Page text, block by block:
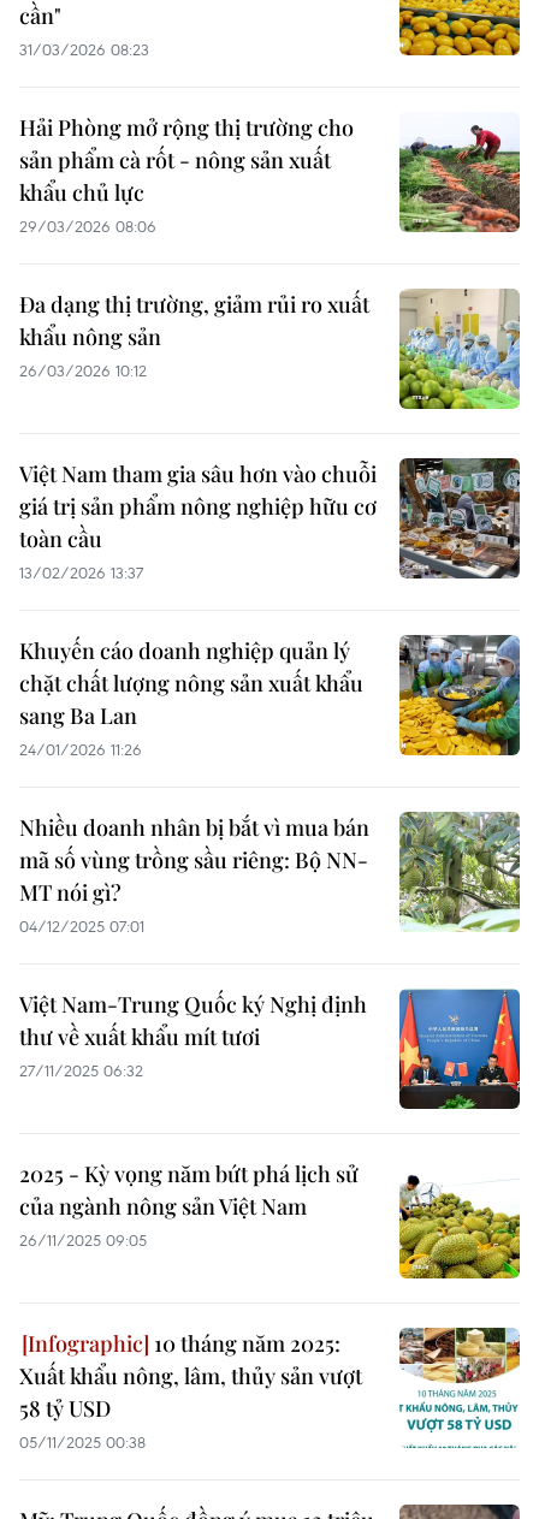
cần"
31/03/2026 08:23
Hải Phòng mở rộng thị trường cho
sản phẩm cà rốt - nông sản xuất
khẩu chủ lực
29/03/2026 08:06
Đa dạng thị trường, giảm rủi ro xuất
khẩu nông sản
26/03/2026 10:12
Việt Nam tham gia sâu hơn vào chuỗi
giá trị sản phẩm nông nghiệp hữu cơ
toàn cầu
13/02/2026 13:37
Khuyến cáo doanh nghiệp quản lý
chặt chất lượng nông sản xuất khẩu
sang Ba Lan
24/01/2026 11:26
Nhiều doanh nhân bị bắt vì mua bán
mã số vùng trồng sầu riêng: Bộ NN-
MT nói gì?
04/12/2025 07:01
Việt Nam-Trung Quốc ký Nghị định
thư về xuất khẩu mít tươi
27/11/2025 06:32
2025 - Kỳ vọng năm bứt phá lịch sử
của ngành nông sản Việt Nam
26/11/2025 09:05
10 tháng năm 2025:
Xuất khẩu nông, lâm, thủy sản vượt
58 tỷ USD
05/11/2025 00:38